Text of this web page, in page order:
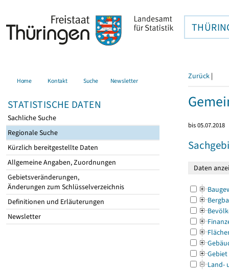
Home Kontakt Suche Newsletter
STATISTISCHE DATEN
Sachliche Suche
Regionale Suche
Kürzlich bereitgestellte Daten
Allgemeine Angaben, Zuordnungen
Gebietsveränderungen,
Änderungen zum Schlüsselverzeichnis
Definitionen und Erläuterungen
Newsletter
Zurück |
bis 05.07.2018
Gebiet
Land-